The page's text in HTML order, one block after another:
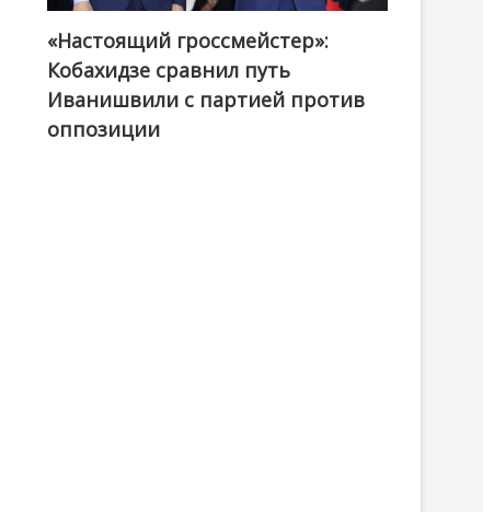
@ქართული ოცნება / Georgian Dream
«Настоящий гроссмейстер»:
Кобахидзе сравнил путь
Иванишвили с партией против
оппозиции